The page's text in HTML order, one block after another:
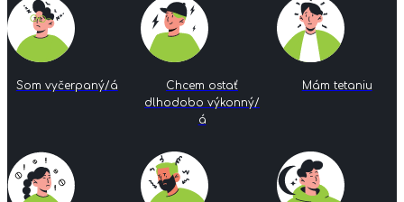
Som vyčerpaný/á
Chcem ostať
dlhodobo výkonný/
á
Mám tetaniu